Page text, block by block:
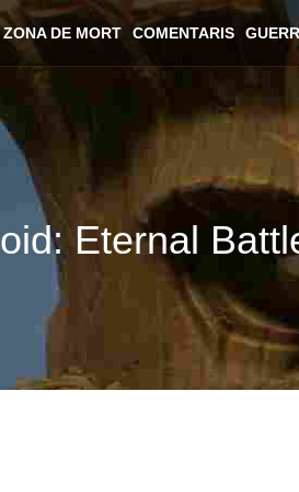
ZONA DE MORT COMENTARIS
Eternal